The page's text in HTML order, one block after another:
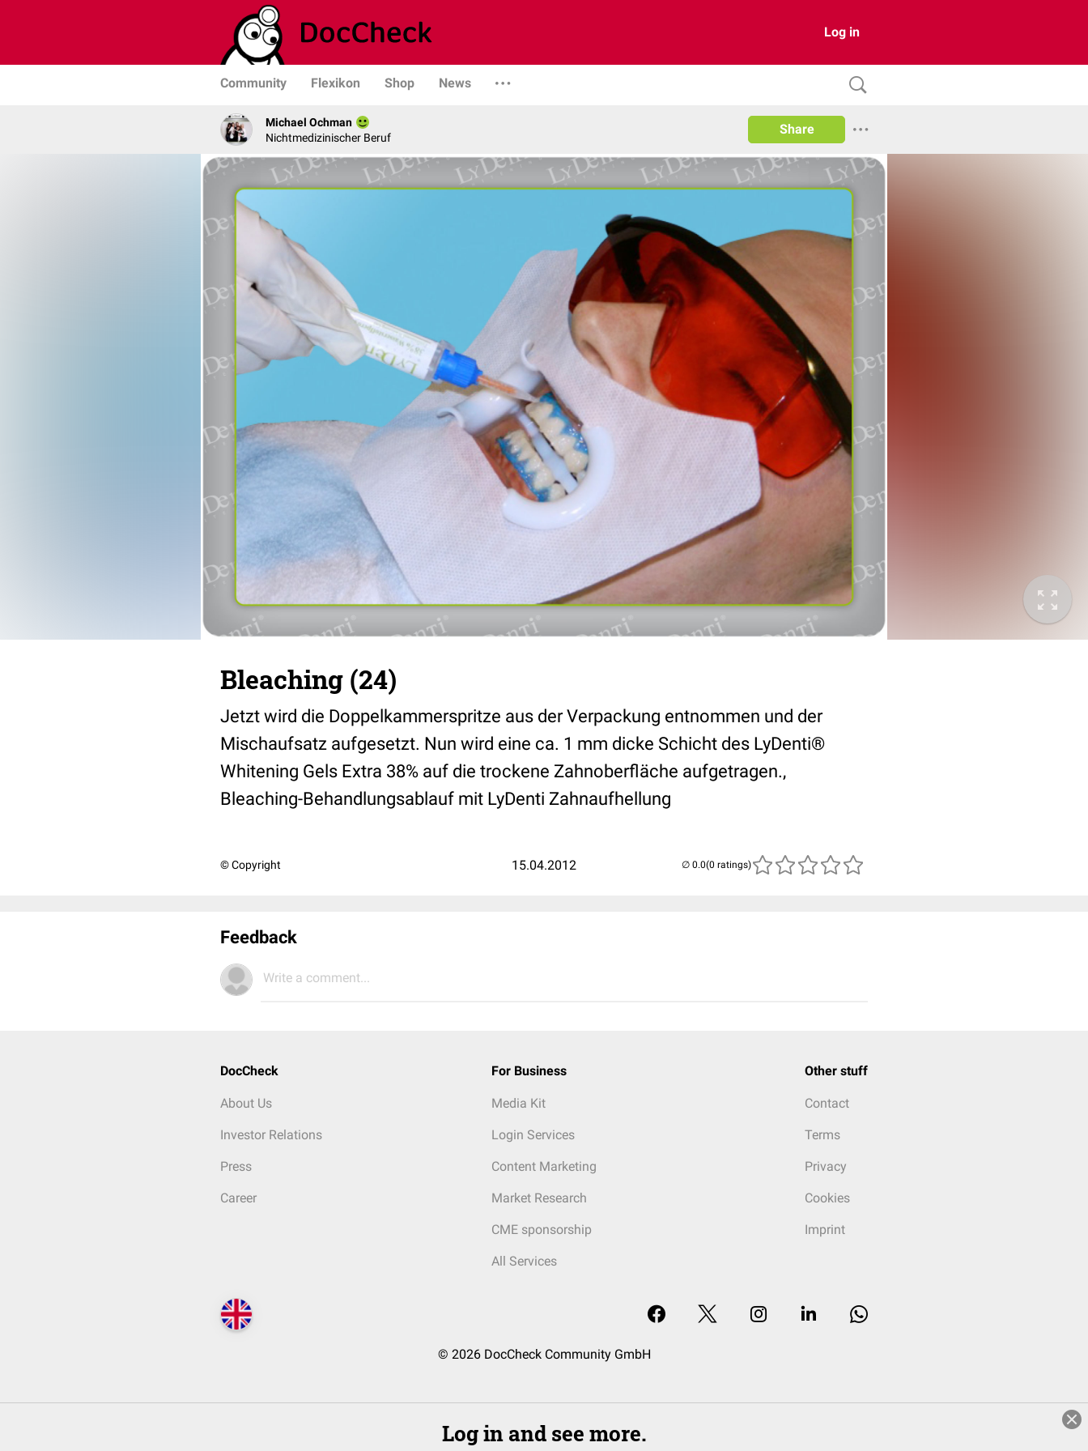
Log in
Community Flexikon Shop News
Michael Ochman
Nichtmedizinischer Beruf
Share
Bleaching (24)
Jetzt wird die Doppelkammerspritze aus der Verpackung entnommen und der
Mischaufsatz aufgesetzt. Nun wird eine ca. 1 mm dicke Schicht des LyDenti®
Whitening Gels Extra 38% auf die trockene Zahnoberfläche aufgetragen.,
Bleaching-Behandlungsablauf mit LyDenti Zahnaufhellung
© Copyright 15.04.2012 (0 ratings)
Feedback
Write a comment...
DocCheck
About Us
Investor Relations
Press
Career
For Business
Media Kit
Login Services
Content Marketing
Market Research
CME sponsorship
All Services
Other stuff
Contact
Terms
Privacy
Cookies
Imprint
© 2026 DocCheck Community GmbH
Log in and see more.